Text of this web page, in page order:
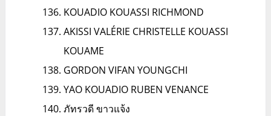
KOUADIO KOUASSI RICHMOND
AKISSI VALÉRIE CHRISTELLE KOUASSI
KOUAME
GORDON VIFAN YOUNGCHI
YAO KOUADIO RUBEN VENANCE
ภัทรวดี ขาวแจ้ง